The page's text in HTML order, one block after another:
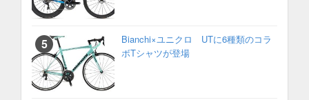
Bianchi×ユニクロ UTに6種類のコラ
ボTシャツが登場